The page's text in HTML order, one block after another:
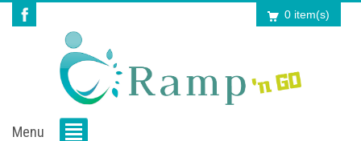
0 item(s)
Menu